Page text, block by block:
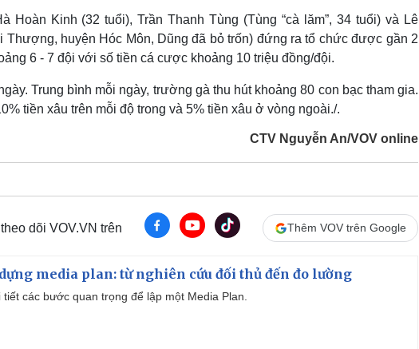
Kinh (32 tuổi), Trần Thanh Tùng (Tùng “cà lăm”, 34 tuổi) và Lê
Thượng, huyện Hóc Môn, Dũng đã bỏ trốn) đứng ra tổ chức được gần 2
6 - 7 đội với số tiền cá cược khoảng 10 triệu đồng/đội.
Trung bình mỗi ngày, trường gà thu hút khoảng 80 con bạc tham gia.
tiền xâu trên mỗi độ trong và 5% tiền xâu ở vòng ngoài./.
CTV Nguyễn An/VOV online
dõi VOV.VN trên Thêm VOV trên Google
media plan: từ nghiên cứu đối thủ đến đo lường
các bước quan trọng để lập một Media Plan.